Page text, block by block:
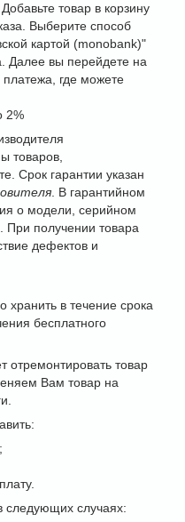
товар в корзину
Выберите способ
картой (monobank)"
Далее вы перейдете на
где можете
2%
товаров,
Срок гарантии указан
. В гарантийном
о модели, серийном
При получении товара
дефектов и
хранить в течение срока
бесплатного
отремонтировать товар
Вам товар на
следующих случаях: